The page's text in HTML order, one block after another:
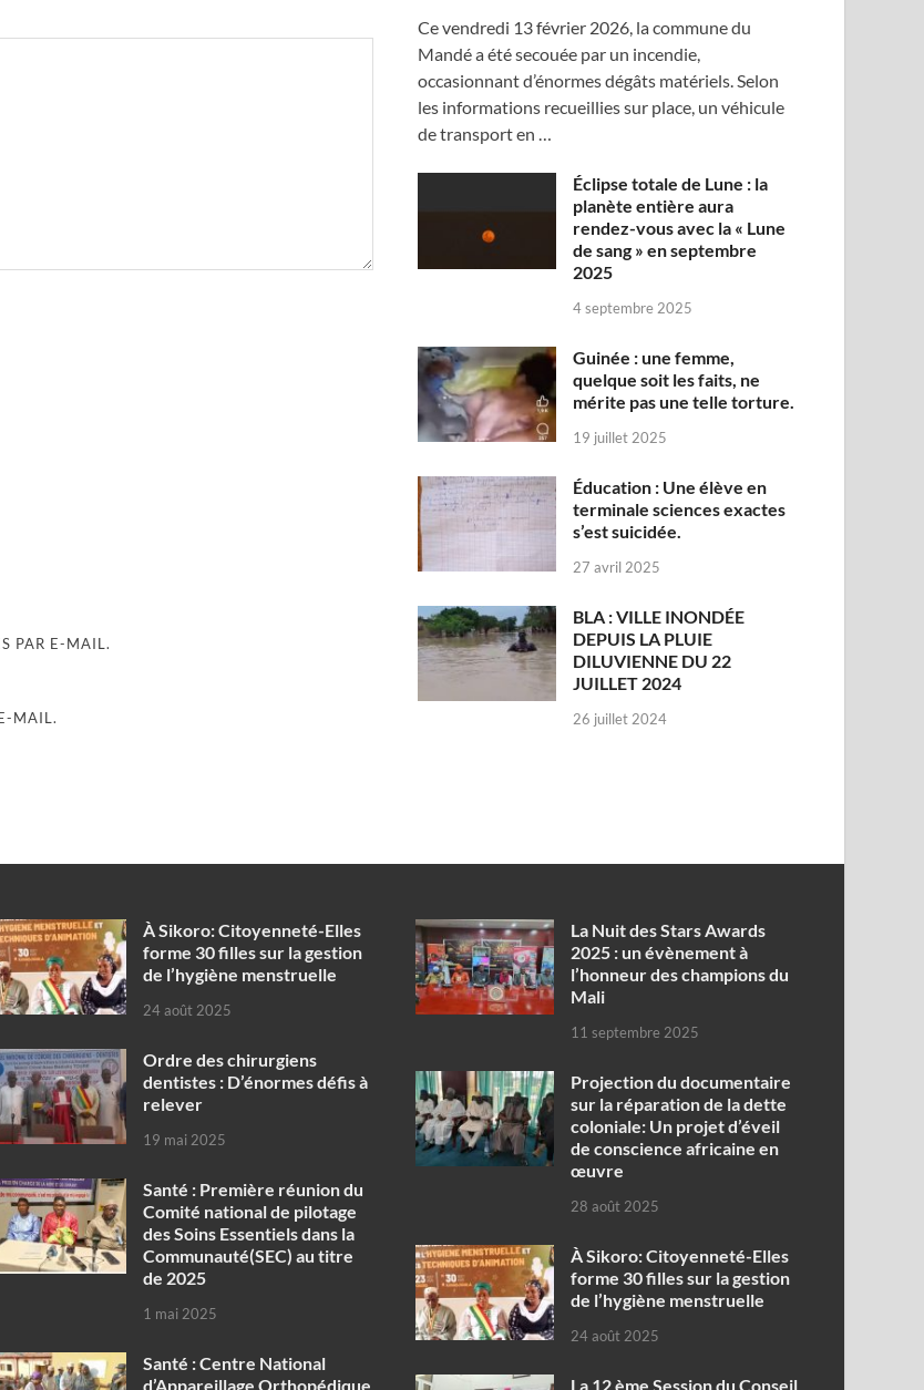
PAR E-MAIL.
MAIL.
Ce vendredi 13 février 2026, la commune du
Mandé a été secouée par un incendie,
occasionnant d’énormes dégâts matériels. Selon
les informations recueillies sur place, un véhicule
de transport en …
Éclipse totale de Lune : la
planète entière aura
rendez-vous avec la « Lune
de sang » en septembre
2025
4 septembre 2025
Guinée : une femme,
quelque soit les faits, ne
mérite pas une telle torture.
19 juillet 2025
Éducation : Une élève en
terminale sciences exactes
s’est suicidée.
27 avril 2025
BLA : VILLE INONDÉE
DEPUIS LA PLUIE
DILUVIENNE DU 22
JUILLET 2024
26 juillet 2024
À Sikoro: Citoyenneté-Elles
forme 30 filles sur la gestion
de l’hygiène menstruelle
24 août 2025
Ordre des chirurgiens
dentistes : D’énormes défis à
relever
19 mai 2025
Santé : Première réunion du
Comité national de pilotage
des Soins Essentiels dans la
Communauté(SEC) au titre
de 2025
1 mai 2025
Santé : Centre National
d’Appareillage Orthopédique
‎La Nuit des Stars Awards
2025 : un évènement à
l’honneur des champions du
Mali
11 septembre 2025
Projection du documentaire
sur la réparation de la dette
coloniale: Un projet d’éveil
de conscience africaine en
œuvre‎
28 août 2025
À Sikoro: Citoyenneté-Elles
forme 30 filles sur la gestion
de l’hygiène menstruelle
24 août 2025
La 12 ème Session du Conseil